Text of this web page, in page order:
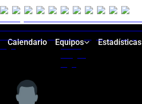
Calendario Equipos Estadísticas